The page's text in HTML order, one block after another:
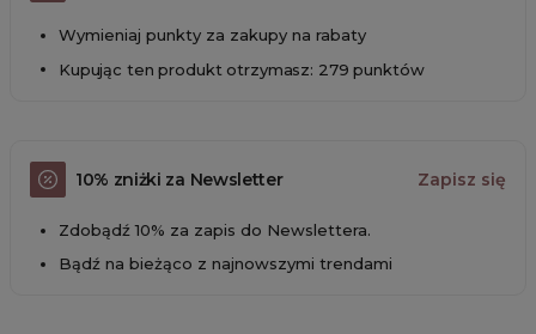
Wymieniaj punkty za zakupy na rabaty
Kupując ten produkt otrzymasz: 279 punktów
10% zniżki za Newsletter Zapisz się
Zdobądź 10% za zapis do Newslettera.
Bądź na bieżąco z najnowszymi trendami